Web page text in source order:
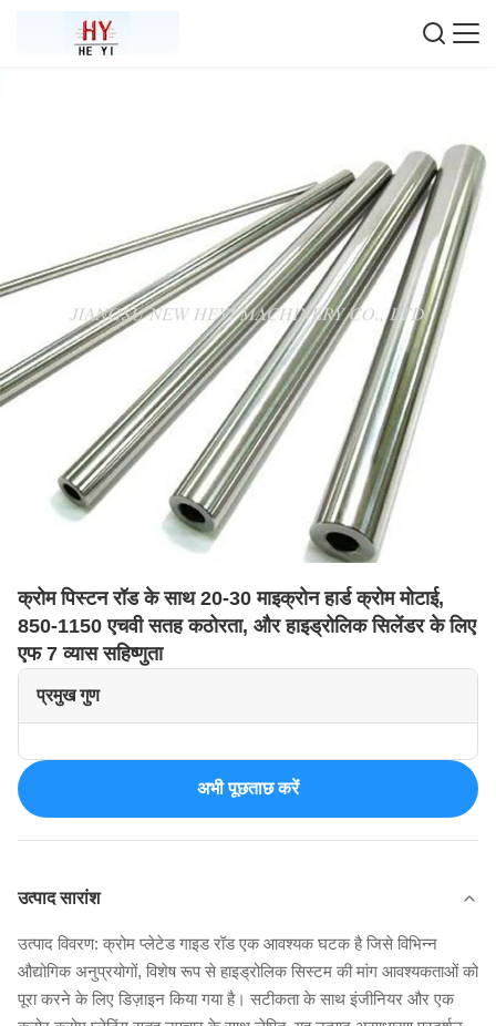
क्रोम पिस्टन रॉड के साथ 20-30 माइक्रोन हार्ड क्रोम मोटाई,
850-1150 एचवी सतह कठोरता, और हाइड्रोलिक सिलेंडर के लिए
एफ 7 व्यास सहिष्णुता
प्रमुख गुण
अभी पूछताछ करें
उत्पाद सारांश
उत्पाद विवरण: क्रोम प्लेटेड गाइड रॉड एक आवश्यक घटक है जिसे विभिन्न
औद्योगिक अनुप्रयोगों, विशेष रूप से हाइड्रोलिक सिस्टम की मांग आवश्यकताओं को
पूरा करने के लिए डिज़ाइन किया गया है। सटीकता के साथ इंजीनियर और एक